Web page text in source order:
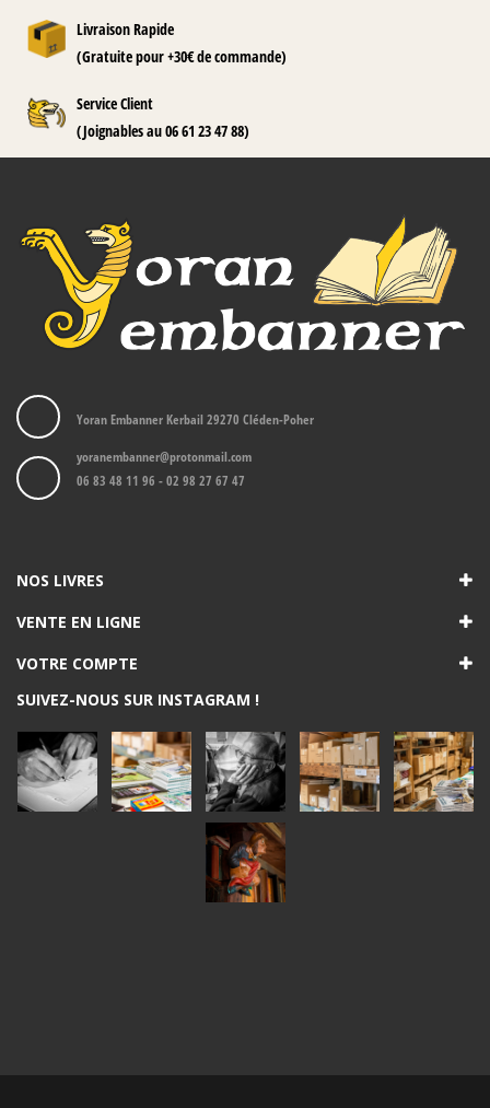
Livraison Rapide
(Gratuite pour +30€ de commande)
Service Client
(Joignables au 06 61 23 47 88)
Yoran Embanner Kerbail 29270 Cléden-Poher
yoranembanner@protonmail.com
06 83 48 11 96 - 02 98 27 67 47
NOS LIVRES
VENTE EN LIGNE
VOTRE COMPTE
SUIVEZ-NOUS SUR INSTAGRAM !